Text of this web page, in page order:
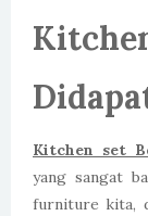
Kitchen set
yang sangat
furniture kita,